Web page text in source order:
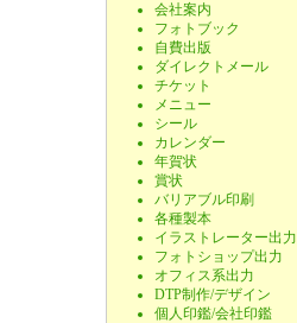
会社案内
フォトブック
自費出版
ダイレクトメール
チケット
メニュー
シール
カレンダー
年賀状
賞状
バリアブル印刷
各種製本
イラストレーター出力
フォトショップ出力
オフィス系出力
DTP制作/デザイン
個人印鑑/会社印鑑